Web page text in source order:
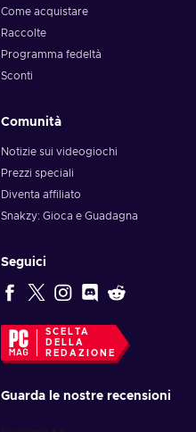
Come acquistare
Raccolte
Programma fedeltà
Sconti
Comunità
Notizie sui videogiochi
Prezzi speciali
Diventa affiliato
Snakzy: Gioca e Guadagna
Seguici
SCELTA
DELLA
REDAZIONE
Guarda le nostre recensioni